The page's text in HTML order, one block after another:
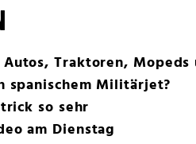
Traktoren, Mopeds
spanischem Militärjet?
so sehr
am Dienstag